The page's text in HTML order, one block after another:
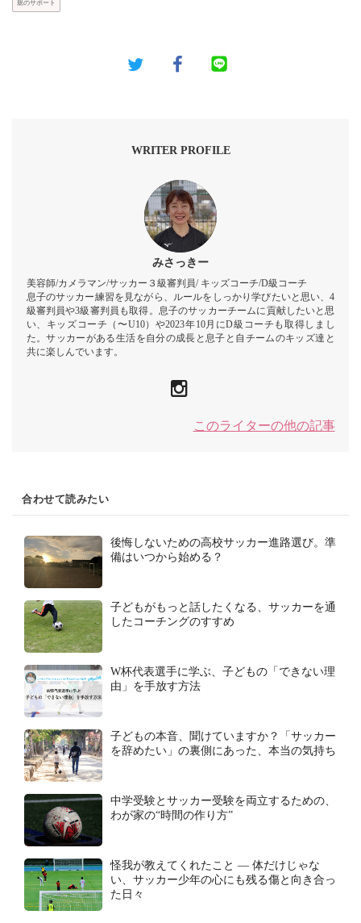
親のサポート
WRITER PROFILE
みさっきー
美容師/カメラマン/サッカー３級審判員/ キッズコーチ/D級コーチ
息子のサッカー練習を見ながら、ルールをしっかり学びたいと思い、4
級審判員や3級審判員も取得。息子のサッカーチームに貢献したいと思
い、キッズコーチ（〜U10）や2023年10月にD級コーチも取得しまし
た。サッカーがある生活を自分の成長と息子と自チームのキッズ達と
共に楽しんでいます。
このライターの他の記事
合わせて読みたい
後悔しないための高校サッカー進路選び。準
備はいつから始める？
子どもがもっと話したくなる、サッカーを通
したコーチングのすすめ
W杯代表選手に学ぶ、子どもの「できない理
由」を手放す方法
子どもの本音、聞けていますか？「サッカー
を辞めたい」の裏側にあった、本当の気持ち
中学受験とサッカー受験を両立するための、
わが家の“時間の作り方”
怪我が教えてくれたこと ― 体だけじゃな
い、サッカー少年の心にも残る傷と向き合っ
た日々